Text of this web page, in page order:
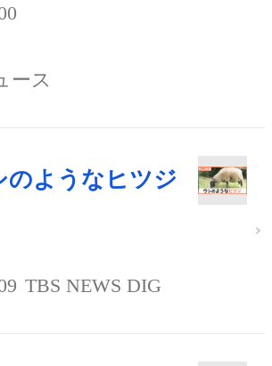
ース
のようなヒツジ
TBS NEWS DIG